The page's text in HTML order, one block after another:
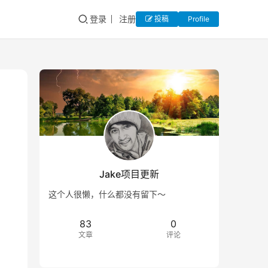
登录 注册 投稿 Profile
Jake项目更新
这个人很懒，什么都没有留下～
83
文章
0
评论